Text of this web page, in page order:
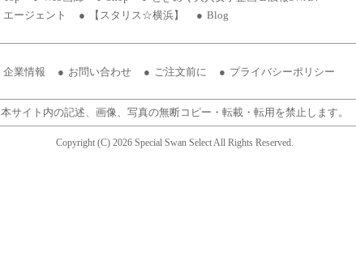
エージェント
【スタリス☆横浜】 Blog
企業情報 お問い合わせ ご注文前に プライバシーポリシー
本サイト内の記述、画像、写真の無断コピー・転載・転用を禁止します。
Copyright (C) 2026 Special Swan Select All Rights Reserved.